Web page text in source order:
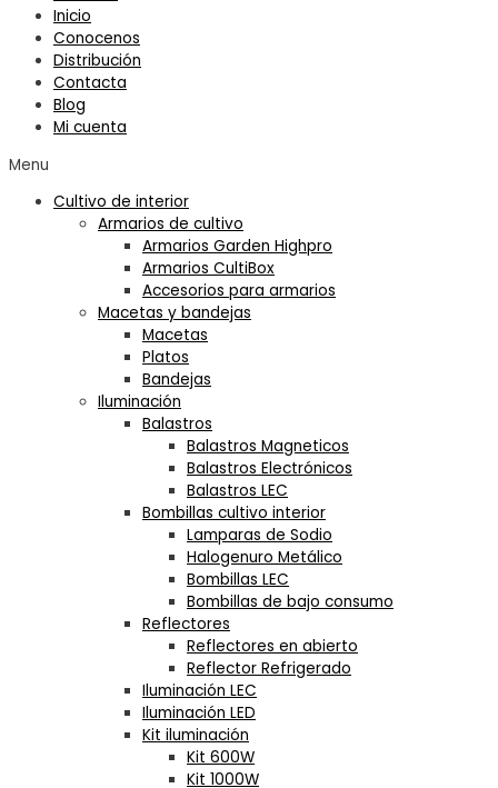
Inicio
Conocenos
Distribución
Contacta
Blog
Mi cuenta
Menu
Cultivo de interior
Armarios de cultivo
Armarios Garden Highpro
Armarios CultiBox
Accesorios para armarios
Macetas y bandejas
Macetas
Platos
Bandejas
Iluminación
Balastros
Balastros Magneticos
Balastros Electrónicos
Balastros LEC
Bombillas cultivo interior
Lamparas de Sodio
Halogenuro Metálico
Bombillas LEC
Bombillas de bajo consumo
Reflectores
Reflectores en abierto
Reflector Refrigerado
Iluminación LEC
Iluminación LED
Kit iluminación
Kit 600W
Kit 1000W